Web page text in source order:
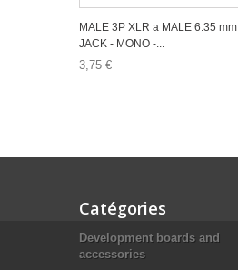
MALE 3P XLR a MALE 6.35 mm
JACK - MONO -...
3,75 €
Catégories
Development boards and
accessories